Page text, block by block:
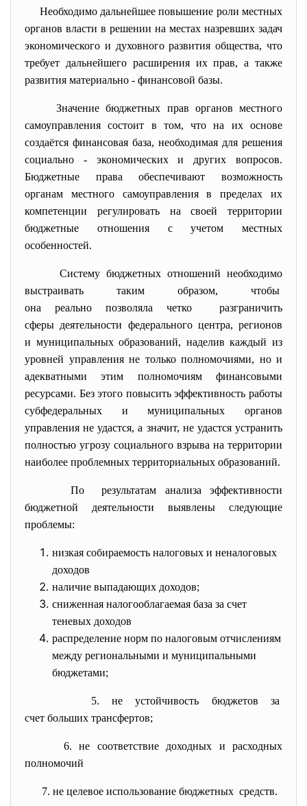
Необходимо дальнейшее повышение роли местных
органов власти в решении на местах назревших задач
экономического и духовного развития общества, что
требует дальнейшего расширения их прав, а также
развития материально - финансовой базы.
Значение бюджетных прав органов местного
самоуправления состоит в том, что на их основе
создаётся финансовая база, необходимая для решения
социально - экономических и других вопросов.
Бюджетные права обеспечивают возможность
органам местного самоуправления в пределах их
компетенции регулировать на своей территории
бюджетные отношения с учетом местных
особенностей.
Систему бюджетных отношений необходимо
выстраивать таким образом, чтобы
она реально позволяла четко разграничить
сферы деятельности федерального центра, регионов
и муниципальных образований, наделив каждый из
уровней управления не только полномочиями, но и
адекватными этим полномочиям финансовыми
ресурсами. Без этого повысить эффективность работы
субфедеральных и муниципальных органов
управления не удастся, а значит, не удастся устранить
полностью угрозу социального взрыва на территории
наиболее проблемных территориальных образований.
По результатам анализаэффективности
бюджетной деятельности выявлены следующие
проблемы:
низкая собираемость налоговых и неналоговых
доходов
наличие выпадающих доходов;
сниженная налогооблагаемая база за счет
теневых доходов
распределение норм по налоговым отчислениям
между региональными и муниципальными
бюджетами;
5. не устойчивость бюджетов за
счет больших трансфертов;
6. не соответствие доходных и расходных
полномочий
7. не целевое использование бюджетных средств.